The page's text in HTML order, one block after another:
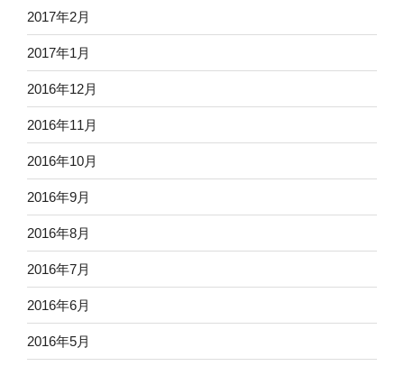
2017年2月
2017年1月
2016年12月
2016年11月
2016年10月
2016年9月
2016年8月
2016年7月
2016年6月
2016年5月